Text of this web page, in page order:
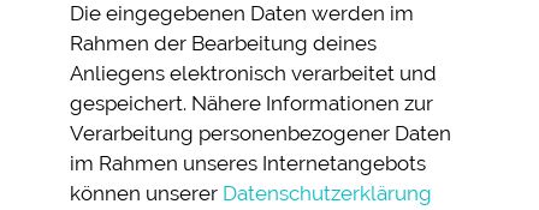
Die eingegebenen Daten werden im
Rahmen der Bearbeitung deines
Anliegens elektronisch verarbeitet und
gespeichert. Nähere Informationen zur
Verarbeitung personenbezogener Daten
im Rahmen unseres Internetangebots
können unserer Datenschutzerklärung